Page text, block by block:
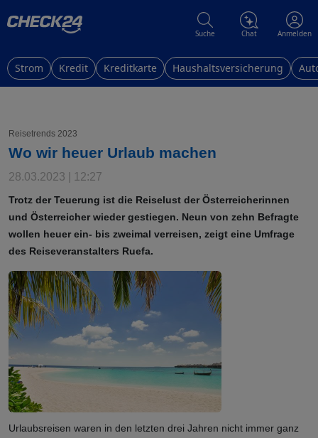
Suche Chat Anmelden
Strom Kredit Kreditkarte Haushaltsversicherung
Reisetrends 2023
Wo wir heuer Urlaub machen
28.03.2023 | 12:27
Trotz der Teuerung ist die Reiselust der Österreicherinnen
und Österreicher wieder gestiegen. Neun von zehn Befragte
wollen heuer ein- bis zweimal verreisen, zeigt eine Umfrage
des Reiseveranstalters Ruefa.
Urlaubsreisen waren in den letzten drei Jahren nicht immer ganz